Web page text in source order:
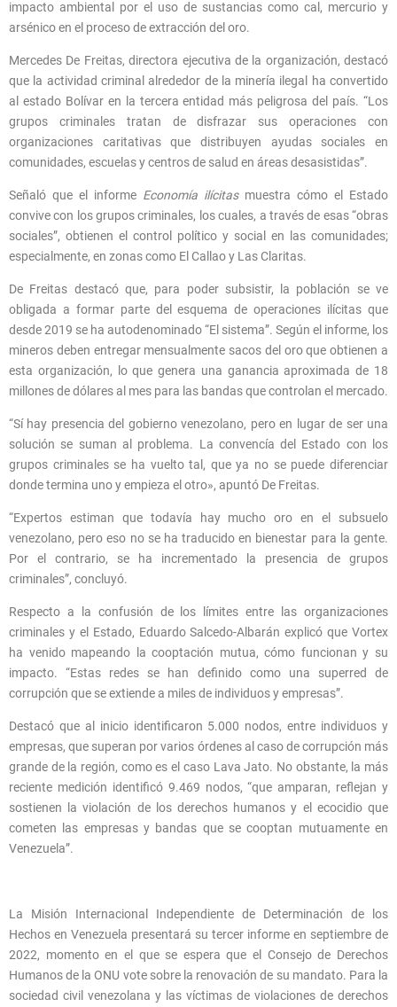
impacto ambiental por el uso de sustancias como cal, mercurio y
arsénico en el proceso de extracción del oro.
Mercedes De Freitas, directora ejecutiva de la organización, destacó
que la actividad criminal alrededor de la minería ilegal ha convertido
al estado Bolívar en la tercera entidad más peligrosa del país. “Los
grupos criminales tratan de disfrazar sus operaciones con
organizaciones caritativas que distribuyen ayudas sociales en
comunidades, escuelas y centros de salud en áreas desasistidas”.
Señaló que el informe Economía ilícitasmuestra cómo el Estado
convive con los grupos criminales, los cuales, a través de esas “obras
sociales”, obtienen el control político y social en las comunidades;
especialmente, en zonas como El Callao y Las Claritas.
De Freitas destacó que, para poder subsistir, la población se ve
obligada a formar parte del esquema de operaciones ilícitas que
desde 2019 se ha autodenominado “El sistema”. Según el informe, los
mineros deben entregar mensualmente sacos del oro que obtienen a
esta organización, lo que genera una ganancia aproximada de 18
millones de dólares al mes para las bandas que controlan el mercado.
“Sí hay presencia del gobierno venezolano, pero en lugar de ser una
solución se suman al problema. La convencía del Estado con los
grupos criminales se ha vuelto tal, que ya no se puede diferenciar
donde termina uno y empieza el otro», apuntó De Freitas.
“Expertos estiman que todavía hay mucho oro en el subsuelo
venezolano, pero eso no se ha traducido en bienestar para la gente.
Por el contrario, se ha incrementado la presencia de grupos
criminales”, concluyó.
Respecto a la confusión de los límites entre las organizaciones
criminales y el Estado, Eduardo Salcedo-Albarán explicó que Vortex
ha venido mapeando la cooptación mutua, cómo funcionan y su
impacto. “Estas redes se han definido como una superred de
corrupción que se extiende a miles de individuos y empresas”.
Destacó que al inicio identificaron 5.000 nodos, entre individuos y
empresas, que superan por varios órdenes al caso de corrupción más
grande de la región, como es el caso Lava Jato. No obstante, la más
reciente medición identificó 9.469 nodos, “que amparan, reflejan y
sostienen la violación de los derechos humanos y el ecocidio que
cometen las empresas y bandas que se cooptan mutuamente en
Venezuela”.
La Misión Internacional Independiente de Determinación de los
Hechos en Venezuela presentará su tercer informe en septiembre de
2022, momento en el que se espera que el Consejo de Derechos
Humanos de la ONU vote sobre la renovación de su mandato. Para la
sociedad civil venezolana y las víctimas de violaciones de derechos